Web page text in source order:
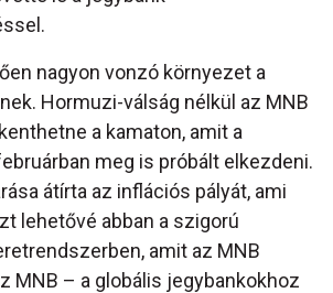
nagyon vonzó környezet a
Hormuzi-válság nélkül az MNB
a kamaton, amit a
meg is próbált elkezdeni.
átírta az inflációs pályát, ami
lehetővé abban a szigorú
amit az MNB
MNB – a globális jegybankokhoz